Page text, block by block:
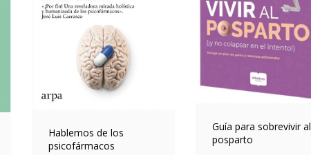
Hablemos de los
psicofármacos
Guía para sobrevivir al
posparto